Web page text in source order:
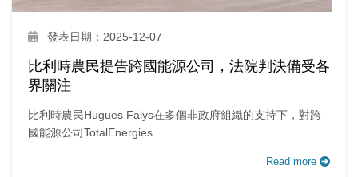
發表日期：2025-12-07
比利時農民提告跨國能源公司，法院判決備受各
界關注
比利時農民Hugues Falys在多個非政府組織的支持下，對跨
國能源公司TotalEnergies...
Read more